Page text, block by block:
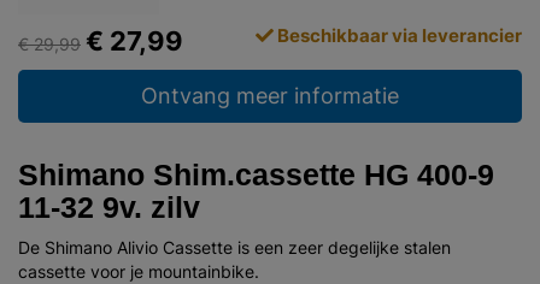
€ 29,99 € 27,99 Beschikbaar via leverancier
Ontvang meer informatie
Shimano Shim.cassette HG 400-9
11-32 9v. zilv
De Shimano Alivio Cassette is een zeer degelijke stalen
cassette voor je mountainbike.